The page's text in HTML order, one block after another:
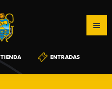
TIENDA ENTRADAS